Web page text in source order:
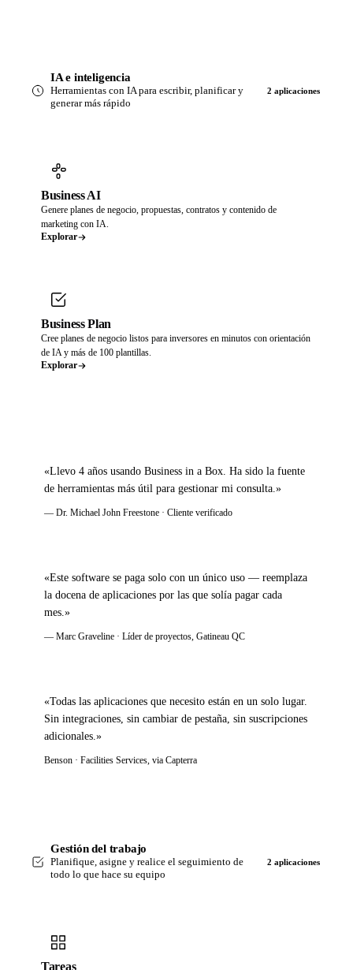
IA e inteligencia
Herramientas con IA para escribir, planificar y
generar más rápido
2 aplicaciones
Business AI
Genere planes de negocio, propuestas, contratos y contenido de
marketing con IA.
Explorar
Business Plan
Cree planes de negocio listos para inversores en minutos con orientación
de IA y más de 100 plantillas.
Explorar
«Llevo 4 años usando Business in a Box. Ha sido la fuente
de herramientas más útil para gestionar mi consulta.»
— Dr. Michael John Freestone · Cliente verificado
«Este software se paga solo con un único uso — reemplaza
la docena de aplicaciones por las que solía pagar cada
mes.»
— Marc Graveline · Líder de proyectos, Gatineau QC
«Todas las aplicaciones que necesito están en un solo lugar.
Sin integraciones, sin cambiar de pestaña, sin suscripciones
adicionales.»
Benson · Facilities Services, via Capterra
Gestión del trabajo
Planifique, asigne y realice el seguimiento de
todo lo que hace su equipo
2 aplicaciones
Tareas